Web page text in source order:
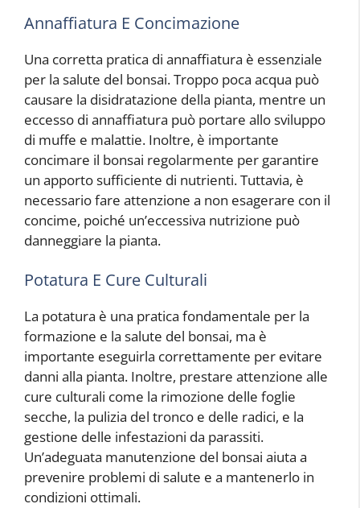
Annaffiatura E Concimazione
Una corretta pratica di annaffiatura è essenziale
per la salute del bonsai. Troppo poca acqua può
causare la disidratazione della pianta, mentre un
eccesso di annaffiatura può portare allo sviluppo
di muffe e malattie. Inoltre, è importante
concimare il bonsai regolarmente per garantire
un apporto sufficiente di nutrienti. Tuttavia, è
necessario fare attenzione a non esagerare con il
concime, poiché un’eccessiva nutrizione può
danneggiare la pianta.
Potatura E Cure Culturali
La potatura è una pratica fondamentale per la
formazione e la salute del bonsai, ma è
importante eseguirla correttamente per evitare
danni alla pianta. Inoltre, prestare attenzione alle
cure culturali come la rimozione delle foglie
secche, la pulizia del tronco e delle radici, e la
gestione delle infestazioni da parassiti.
Un’adeguata manutenzione del bonsai aiuta a
prevenire problemi di salute e a mantenerlo in
condizioni ottimali.